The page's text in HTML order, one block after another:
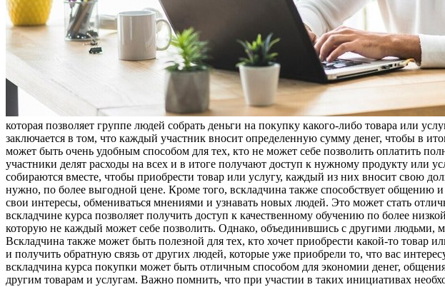
которая позволяет группе людей собрать деньги на покупку какого-либо товара или
заключается в том, что каждый участник вносит определенную сумму денег, чтобы в
может быть очень удобным способом для тех, кто не может себе позволить оплатить
участники делят расходы на всех и в итоге получают доступ к нужному продукту или
собираются вместе, чтобы приобрести товар или услугу, каждый из них вносит свою
нужно, по более выгодной цене. Кроме того, вскладчина также способствует общению
свои интересы, обмениваться мнениями и узнавать новых людей. Это может стать
вскладчине курса позволяет получить доступ к качественному обучению по более
которую не каждый может себе позволить. Однако, объединившись с другими людьми,
Вскладчина также может быть полезной для тех, кто хочет приобрести какой-то товар
и получить обратную связь от других людей, которые уже приобрели то, что вас
вскладчина курса покупки может быть отличным способом для экономии денег,
другим товарам и услугам. Важно помнить, что при участии в таких инициативах